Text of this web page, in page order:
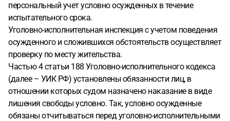
персональный учет условно осужденных в течение
испытательного срока.
Уголовно-исполнительная инспекция с учетом поведения
осужденного и сложившихся обстоятельств осуществляет
проверку по месту жительства.
Частью 4 статьи 188 Уголовно-исполнительного кодекса
(далее – УИК РФ) установлены обязанности лиц, в
отношении которых судом назначено наказание в виде
лишения свободы условно. Так, условно осужденные
обязаны отчитываться перед уголовно-исполнительными